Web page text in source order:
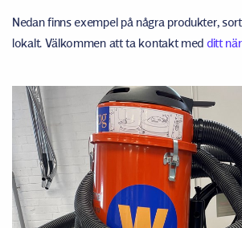
Nedan finns exempel på några produkter,
lokalt. Välkommen att ta kontakt med ditt